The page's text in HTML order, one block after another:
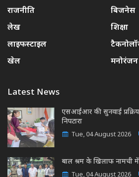
राजनीति
बिजनेस
लेख
शिक्षा
लाइफस्टाइल
खेल
मनोरंजन
Latest News
एसआईआर की सुनवाई
निपटारा
Tue, 04 August 2026
बाल श्रम के खिलाफ नामची में
Tue, 04 August 2026